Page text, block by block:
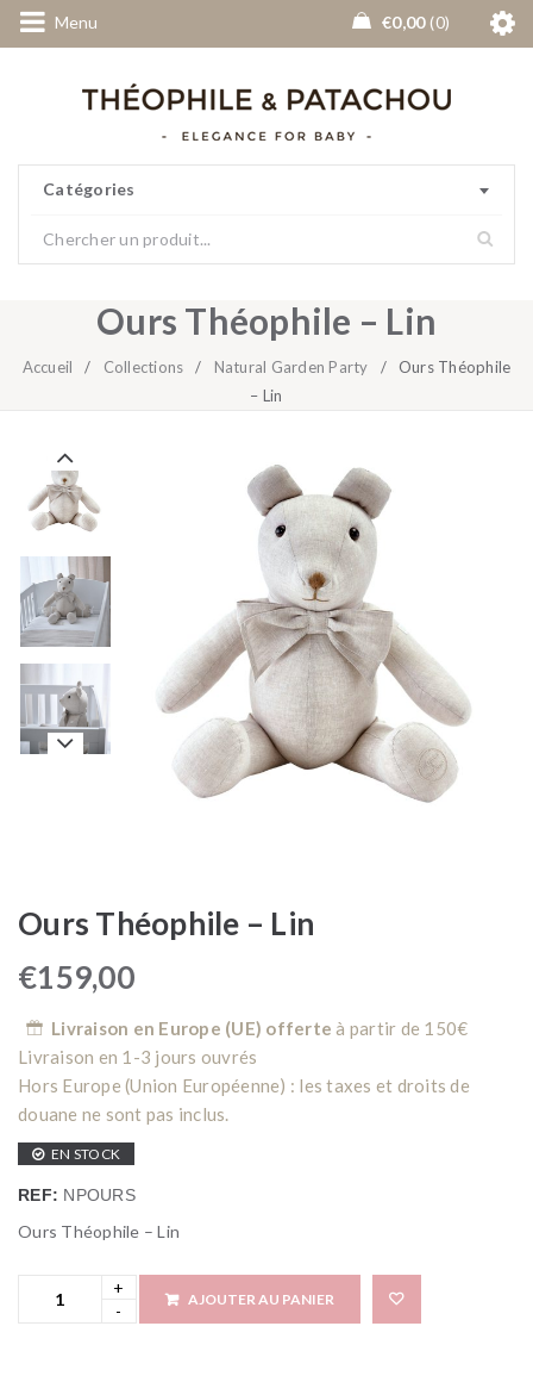
Menu €0,00 0
Catégories
Ours Théophile – Lin
Accueil / Collections / Natural Garden Party /
Ours Théophile
– Lin
Ours Théophile – Lin
€159,00
Livraison en Europe (UE) offerte à partir de 150€
Livraison en 1-3 jours ouvrés
Hors Europe (Union Européenne) : les taxes et droits de
douane ne sont pas inclus.
EN STOCK
REF: NPOURS
Ours Théophile – Lin
AJOUTER AU PANIER